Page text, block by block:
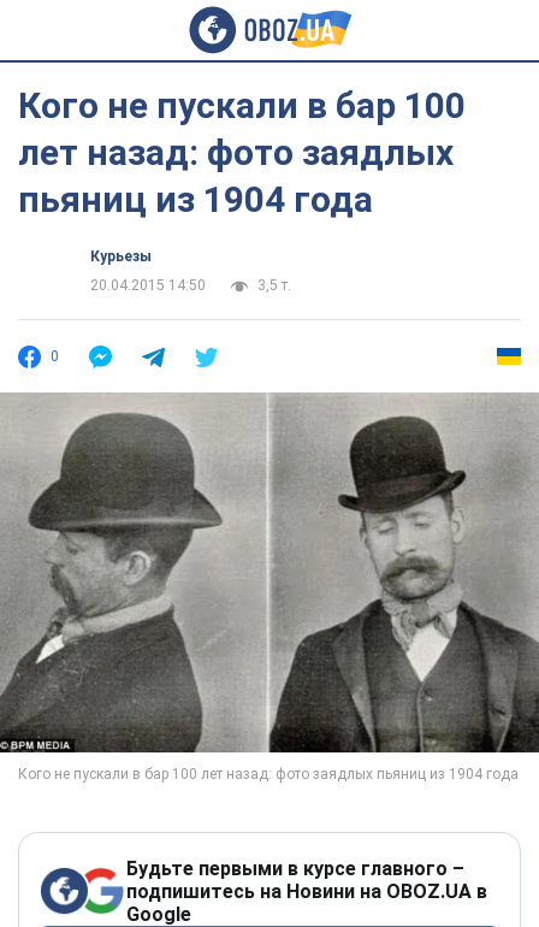
Кого не пускали в бар 100
лет назад: фото заядлых
пьяниц из 1904 года
Курьезы
20.04.2015 14:50
3,5 т.
0
Будьте первыми в курсе главного –
подпишитесь на Новини на OBOZ.UA в
Google